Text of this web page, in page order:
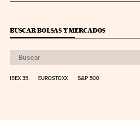
BUSCAR BOLSAS Y MERCADOS
IBEX 35 EUROSTOXX S&P 500